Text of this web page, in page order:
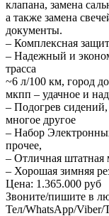
клапана, замена
а также замена
документы.
– Комплексная
– Надежный и
трасса
~6 л/100 км, город
мкпп – удачное и
– Подогрев
многое другое
– Набор
прочее,
– Отличная штатная
– Хорошая зимняя
Цена: 1.365.000 руб
Звоните/пишите в
Тел/WhatsApp/Viber/